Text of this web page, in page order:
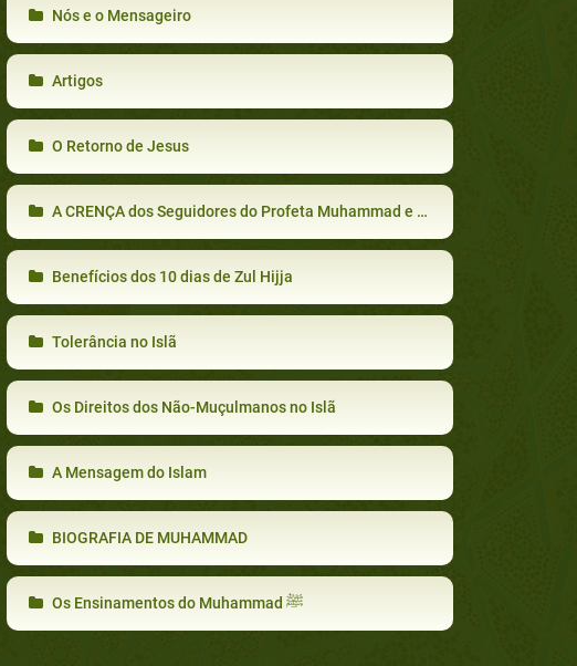
Nós e o Mensageiro
Artigos
O Retorno de Jesus
A CRENÇA dos Seguidores do Profeta Muhammad e a tendência da maioria dos Muçulmanos
Benefícios dos 10 dias de Zul Hijja
Tolerância no Islã
Os Direitos dos Não-Muçulmanos no Islã
A Mensagem do Islam
BIOGRAFIA DE MUHAMMAD
Os Ensinamentos do Muhammad ﷺ